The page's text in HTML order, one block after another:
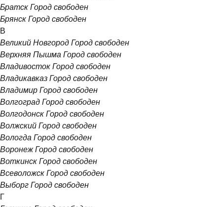
Братск Город свободен
Брянск Город свободен
В
Великий Новгород Город свободен
Верхняя Пышма Город свободен
Владивосток Город свободен
Владикавказ Город свободен
Владимир Город свободен
Волгоград Город свободен
Волгодонск Город свободен
Волжский Город свободен
Вологда Город свободен
Воронеж Город свободен
Воткинск Город свободен
Всеволожск Город свободен
Выборг Город свободен
Г